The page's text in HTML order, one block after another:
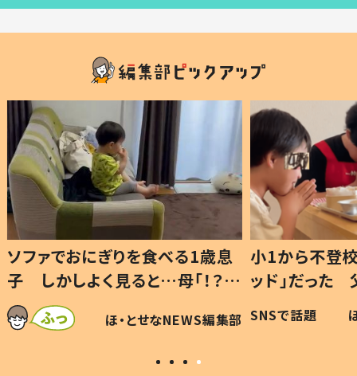
歳息
」
可愛
編集部
小1から不登校、息子は「ギフテ
ッド」だった 父が“ウチ給食”を
作り続ける理由とは #令和の親
#令和の子
SNSで話題 ほ・とせなNEWS編集部
ひ孫
が、
い」